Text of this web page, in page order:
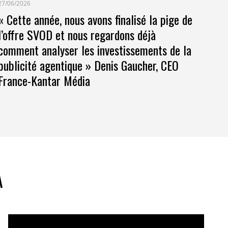
06/2026
Cette année, nous avons finalisé la pige de
SVOD et nous regardons déjà
analyser les investissements de la
agentique » Denis Gaucher, CEO
Kantar Média